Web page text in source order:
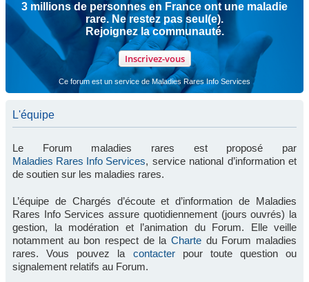
3 millions de personnes en France ont une maladie
rare. Ne restez pas seul(e).
Rejoignez la communauté.
Inscrivez-vous
Ce forum est un service de Maladies Rares Info Services
L'équipe
Le Forum maladies rares est proposé par
Maladies Rares Info Services, service national d’information et
de soutien sur les maladies rares.
L’équipe de Chargés d’écoute et d’information de Maladies
Rares Info Services assure quotidiennement (jours ouvrés) la
gestion, la modération et l’animation du Forum. Elle veille
notamment au bon respect de la Charte du Forum maladies
rares. Vous pouvez la contacterpour toute question ou
signalement relatifs au Forum.